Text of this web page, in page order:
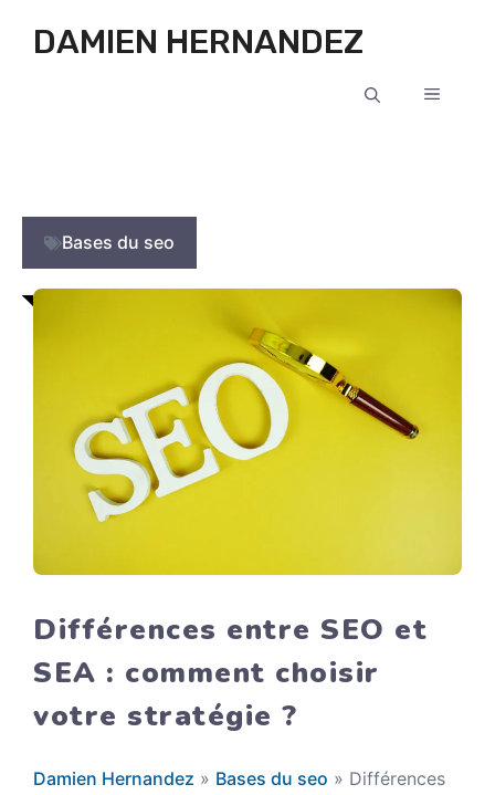
DAMIEN HERNANDEZ
Bases du seo
Différences entre SEO et
SEA : comment choisir
votre stratégie ?
Damien Hernandez » Bases du seo » Différences